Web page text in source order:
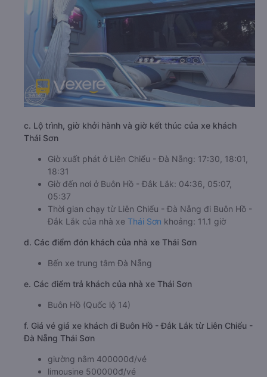
c. Lộ trình, giờ khởi hành và giờ kết thúc của xe khách
Thái Sơn
Giờ xuất phát ở Liên Chiểu - Đà Nẵng: 17:30, 18:01,
18:31
Giờ đến nơi ở Buôn Hồ - Đắk Lắk: 04:36, 05:07,
05:37
Thời gian chạy từ Liên Chiểu - Đà Nẵng đi Buôn Hồ -
Đắk Lắk của nhà xe Thái Sơn khoảng: 11.1 giờ
d. Các điểm đón khách của nhà xe Thái Sơn
Bến xe trung tâm Đà Nẵng
e. Các điểm trả khách của nhà xe Thái Sơn
Buôn Hồ (Quốc lộ 14)
f. Giá vé giá xe khách đi Buôn Hồ - Đắk Lắk từ Liên Chiểu -
Đà Nẵng Thái Sơn
giường nằm 400000đ/vé
limousine 500000đ/vé